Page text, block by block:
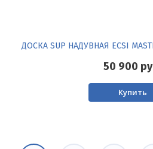
ДОСКА SUP НАДУВНАЯ ECSI
50 900
Купить
Нумерация